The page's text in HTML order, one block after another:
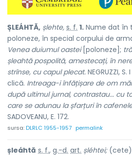
ȘLEÁHTĂ, șlehte, s. f. 1. Nume dat în
poloneze, în special corpului de
Venea duiumul oastei[poloneze];
șleahtă pospolită, amestecați, în
strînse, cu capul plecat. NEGRUZZI, S.
clică. Intreaga-i înfățișare de om
după ultimul jurnal, contrastau... cu
care se adunau la șfarțuri în
SADOVEANU, E. 172.
sursa:DLRLC 1955-1957 permalink
șleáhtă s. f., g.-d. art. șléhtei;(cete)